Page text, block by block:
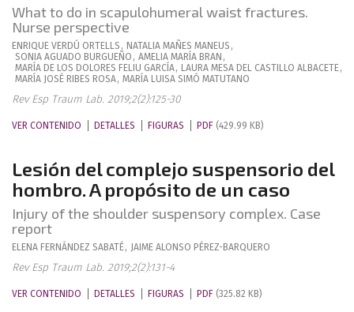
What to do in scapulohumeral waist fractures.
Nurse perspective
ENRIQUE VERDÚ ORTELLS , NATALIA MAÑES MANEUS ,
SONIA AGUADO BURGUEÑO , AMELIA MARÍA BRAN ,
MARÍA DE LOS DOLORES FELIU GARCÍA, LAURA MESA DEL CASTILLO ALBACETE,
MARÍA JOSÉ RIBES ROSA, MARÍA LUISA SIMÓ MATUTANO
Rev Esp Traum Lab. 2019;2(2):125-30
VER CONTENIDO DETALLES FIGURAS PDF (429.99 KB)
Lesión del complejo suspensorio del
hombro. A propósito de un caso
Injury of the shoulder suspensory complex. Case
report
ELENA FERNÁNDEZ SABATÉ, JAIME ALONSO PÉREZ-BARQUERO
Rev Esp Traum Lab. 2019;2(2):131-4
VER CONTENIDO DETALLES FIGURAS PDF (325.82 KB)